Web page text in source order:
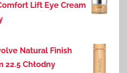
Lift Eye Cream
Natural Finish
22.5 Chłodny